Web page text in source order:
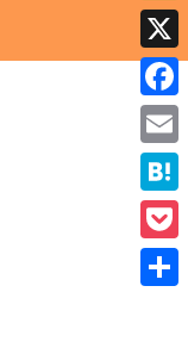
Line
X
Email